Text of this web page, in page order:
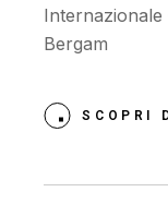
Bergam
SCOPRI